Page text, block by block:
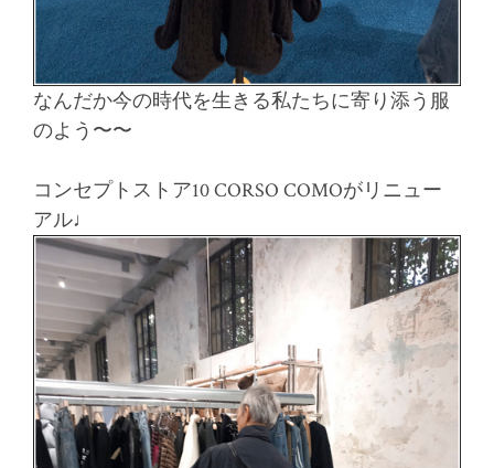
なんだか今の時代を生きる私たちに寄り添う服
のよう〜〜
コンセプトストア10 CORSO COMOがリニュー
アル♩